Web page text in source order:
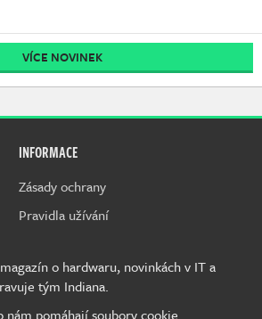
VÍCE NOVINEK
INFORMACE
Zásady ochrany
Pravidla užívání
o hardwaru, novinkách v IT a
tým Indiana.
pomáhají soubory cookie.